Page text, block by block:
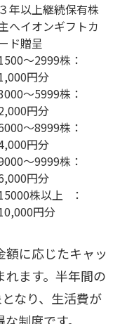
３年以上継続保有株
へイオンギフトカ
ド贈呈
～2999株：
円分
～5999株：
円分
～8999株：
円分
～9999株：
円分
株以上 ：
円分
に応じたキャッ
ます。半年間の
なり、生活費が